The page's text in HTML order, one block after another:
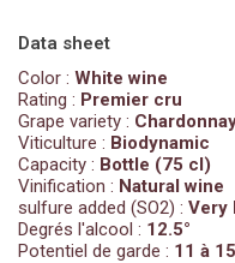
Data sheet
Color : White wine
Rating : Premier cru
Grape variety :
Viticulture : Biodynamic
Capacity : Bottle (75 cl)
Vinification : Natural wine
sulfure added (SO2) : Very
Degrés l'alcool : 12.5°
Potentiel de garde : 11 à